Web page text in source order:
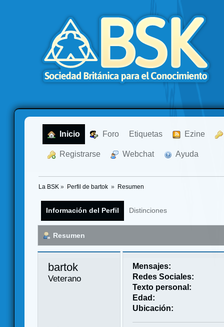
Inicio Foro Etiquetas Ezine
Registrarse Webchat Ayuda
La BSK » Perfil de bartok » Resumen
Información del Perfil Distinciones
Resumen
bartok
Veterano
Mensajes:
Redes Sociales:
Texto personal:
Edad:
Ubicación: